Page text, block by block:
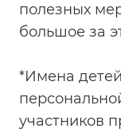
полезных
большое за
*Имена
участников